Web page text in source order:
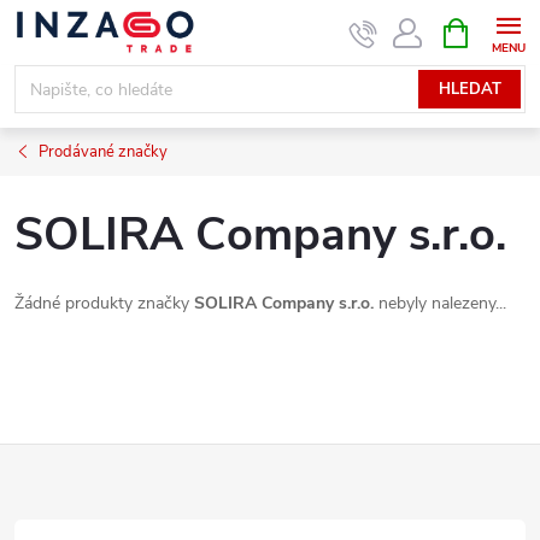
Přejít
obsah
HLEDAT
NÁKUPNÍ
KOŠÍK
Prodávané značky
SOLIRA Company s.r.o.
Žádné produkty značky SOLIRA Company s.r.o. nebyly nalezeny...